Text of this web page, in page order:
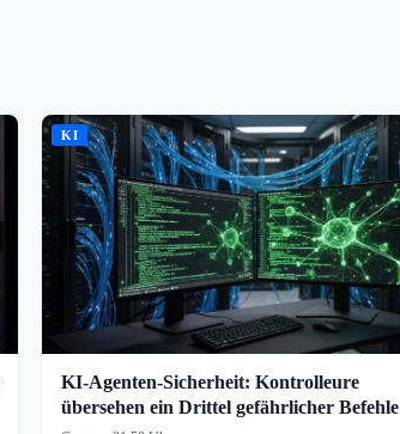
KI
KI-Agenten-Sicherheit: Kontrolleure
übersehen ein Drittel gefährlicher Befehle